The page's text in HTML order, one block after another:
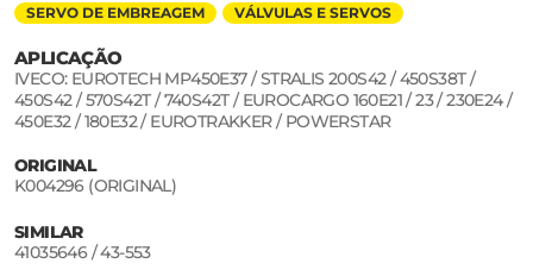
SERVO DE EMBREAGEM VÁLVULAS E SERVOS
APLICAÇÃO
IVECO: EUROTECH MP450E37 / STRALIS 200S42 / 450S38T /
450S42 / 570S42T / 740S42T / EUROCARGO 160E21 / 23 / 230E24 /
450E32 / 180E32 / EUROTRAKKER / POWERSTAR
ORIGINAL
K004296 (ORIGINAL)
SIMILAR
41035646 / 43-553